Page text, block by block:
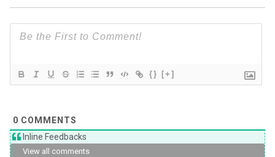
{} [+]
0 COMMENTS
Inline Feedbacks
View all comments